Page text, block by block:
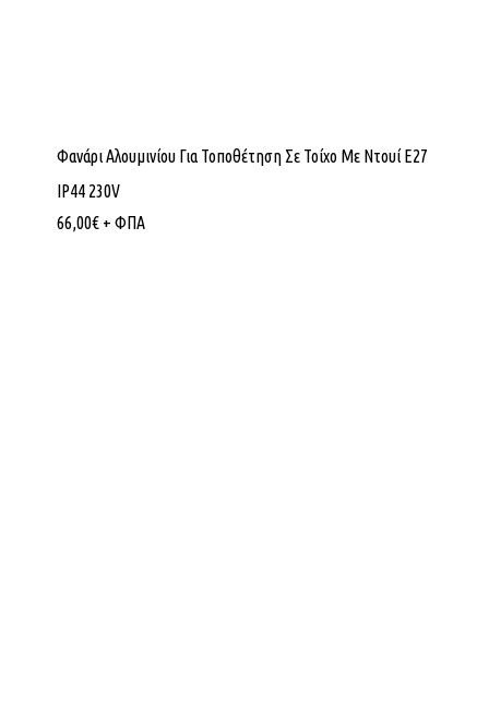
Φανάρι Αλουμινίου Για Τοποθέτηση Σε Τοίχο Με Ντουί E27
IP44 230V
66,00€ + ΦΠΑ